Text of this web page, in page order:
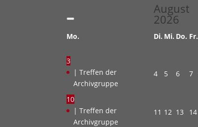
August
2026
Mo. Di. Mi. Do. Fr.
3
| Treffen der
Archivgruppe
4 5 6 7
10
| Treffen der
Archivgruppe
11 12 13 14